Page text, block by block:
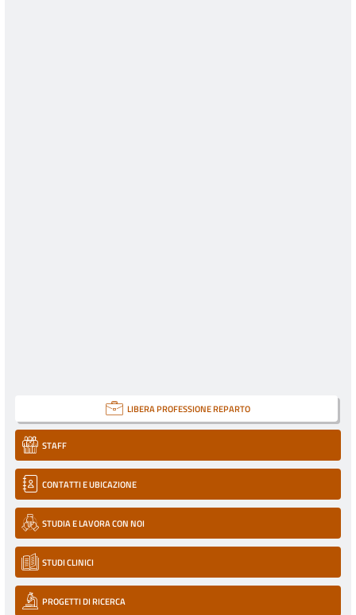
LIBERA PROFESSIONE REPARTO
STAFF
CONTATTI E UBICAZIONE
STUDIA E LAVORA CON NOI
STUDI CLINICI
PROGETTI DI RICERCA